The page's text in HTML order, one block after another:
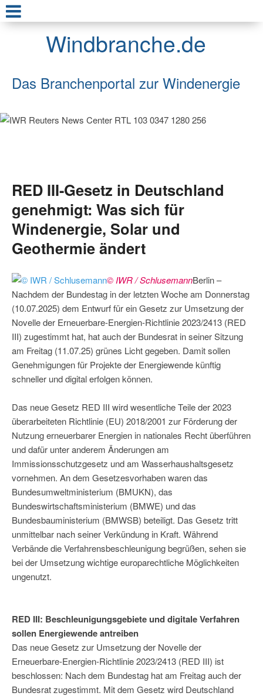
Windbranche.de
Das Branchenportal zur Windenergie
RED III-Gesetz in Deutschland
genehmigt: Was sich für
Windenergie, Solar und
Geothermie ändert
© IWR / SchlusemannBerlin –
Nachdem der Bundestag in der letzten Woche am Donnerstag
(10.07.2025) dem Entwurf für ein Gesetz zur Umsetzung der
Novelle der Erneuerbare-Energien-Richtlinie 2023/2413 (RED
III) zugestimmt hat, hat auch der Bundesrat in seiner Sitzung
am Freitag (11.07.25) grünes Licht gegeben. Damit sollen
Genehmigungen für Projekte der Energiewende künftig
schneller und digital erfolgen können.
Das neue Gesetz RED III wird wesentliche Teile der 2023
überarbeiteten Richtlinie (EU) 2018/2001 zur Förderung der
Nutzung erneuerbarer Energien in nationales Recht überführen
und dafür unter anderem Änderungen am
Immissionsschutzgesetz und am Wasserhaushaltsgesetz
vornehmen. An dem Gesetzesvorhaben waren das
Bundesumweltministerium (BMUKN), das
Bundeswirtschaftsministerium (BMWE) und das
Bundesbauministerium (BMWSB) beteiligt. Das Gesetz tritt
unmittelbar nach seiner Verkündung in Kraft. Während
Verbände die Verfahrensbeschleunigung begrüßen, sehen sie
bei der Umsetzung wichtige europarechtliche Möglichkeiten
ungenutzt.
RED III: Beschleunigungsgebiete und digitale Verfahren
sollen Energiewende antreiben
Das neue Gesetz zur Umsetzung der Novelle der
Erneuerbare-Energien-Richtlinie 2023/2413 (RED III) ist
beschlossen: Nach dem Bundestag hat am Freitag auch der
Bundesrat zugestimmt. Mit dem Gesetz wird Deutschland